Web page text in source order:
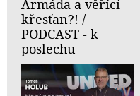
Armáda a věřící
křesťan?! /
PODCAST - k
poslechu